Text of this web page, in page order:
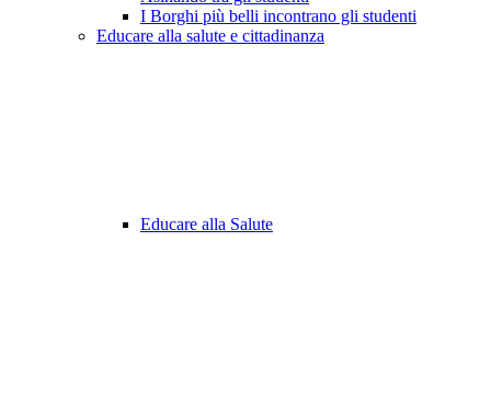
I Borghi più belli incontrano gli studenti
Educare alla salute e cittadinanza
Educare alla Salute